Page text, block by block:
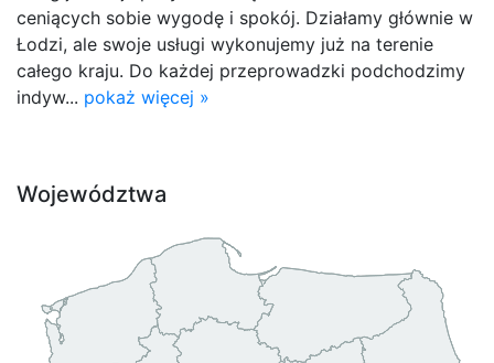
ceniących sobie wygodę i spokój. Działamy głównie w
Łodzi, ale swoje usługi wykonujemy już na terenie
całego kraju. Do każdej przeprowadzki podchodzimy
indyw... pokaż więcej »
Województwa